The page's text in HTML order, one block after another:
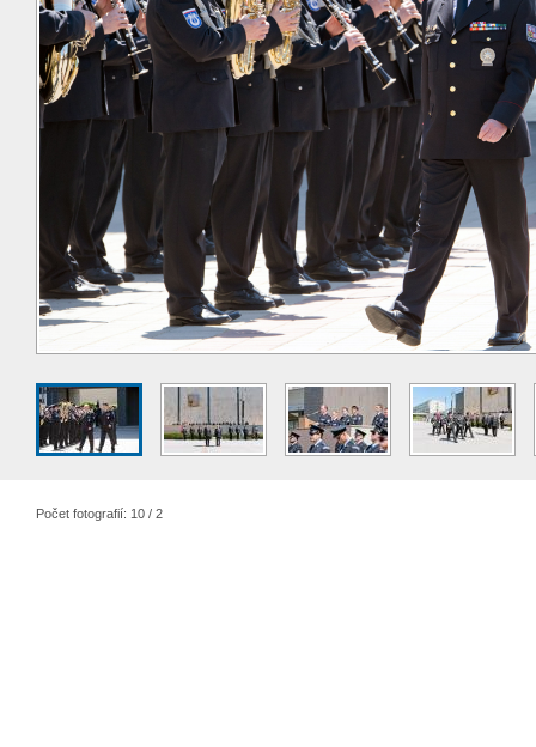
Počet fotografií: 10 / 2